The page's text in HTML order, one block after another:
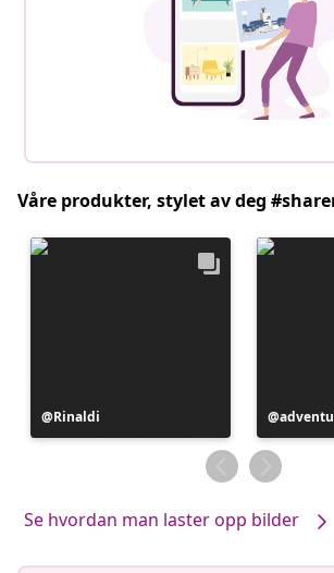
Våre produkter, stylet av deg
Innlegg
publisert
Rinaldi
Innlegg
av
Se hvordan man laster opp bilder